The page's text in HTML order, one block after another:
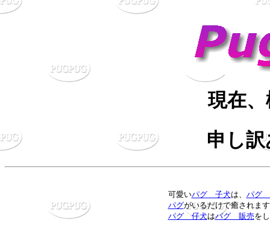
現在
申し
可愛いパグ 子犬は、 パグ
パグがいるだけで癒されま
パグ 仔犬はパグ 販売を